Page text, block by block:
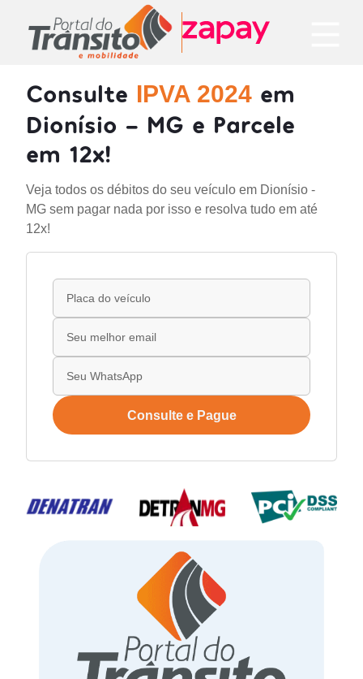
Consulte IPVA 2024 em
Dionísio - MG e Parcele
em 12x!
Veja todos os débitos do seu veículo em Dionísio -
MG sem pagar nada por isso e resolva tudo em até
12x!
Consulte e Pague